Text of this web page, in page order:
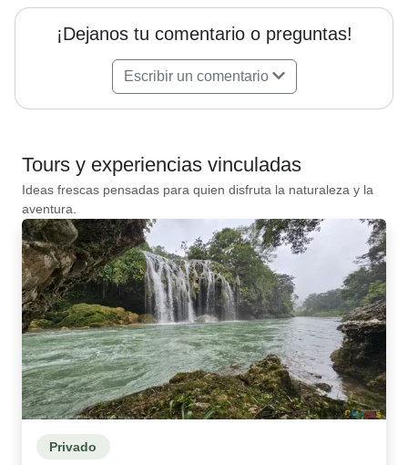
¡Dejanos tu comentario o preguntas!
Escribir un comentario
Tours y experiencias vinculadas
Ideas frescas pensadas para quien disfruta la naturaleza y la
aventura.
Privado